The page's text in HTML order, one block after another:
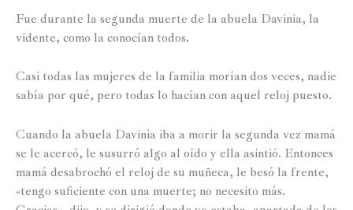
Fue durante la segunda muerte de la abuela Davinia, la
vidente, como la conocían todos.
Casi todas las mujeres de la familia morían dos veces, nadie
sabía por qué, pero todas lo hacían con aquel reloj puesto.
Cuando la abuela Davinia iba a morir la segunda vez mamá
se le acercó, le susurró algo al oído y ella asintió. Entonces
mamá desabrochó el reloj de su muñeca, le besó la frente,
«tengo suficiente con una muerte; no necesito más.